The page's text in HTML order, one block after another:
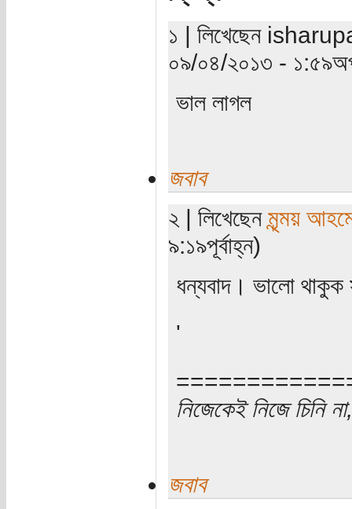
১ | লিখেছেন
০৯/০৪/২০১৩ -
ভাল লাগল
জবাব
২ | লিখেছেনমৃন্ময়
৯:১৯পূর্বাহ্ন)
ধন্যবাদ। ভালো
'
নিজেকেই নিজে চিনি
জবাব